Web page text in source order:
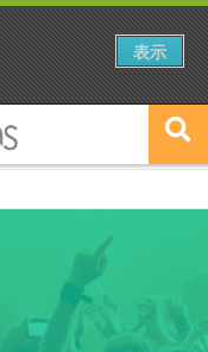
表示